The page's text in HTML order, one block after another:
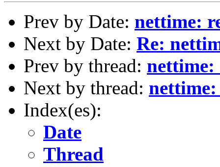
Prev by Date: nettime:
Next by Date: Re:
Prev by thread: nettime:
Next by thread:
Index(es):
Date
Thread